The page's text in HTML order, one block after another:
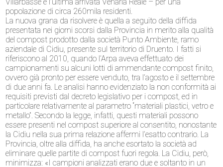
Villarbasse e l’ultima arrivata Venaria Reale – per una
popolazione di circa 260mila residenti.
La nuova grana da risolvere è quella a seguito della diffida
presentata nei giorni scorsi dalla Provincia in merito alla qualità
del compost prodotto dalla società Punto Ambiente, ramo
aziendale di Cidiu, presente sul territorio di Druento. I fatti si
riferiscono al 2010, quando l’Arpa aveva effettuato dei
campionamenti su alcuni lotti di ammendante compost finito,
ovvero già pronto per essere venduto, tra l’agosto e il settembre
di due anni fa. Le analisi hanno evidenziato la non conformità ai
requisiti previsti dal decreto legislativo per i compost, ed in
particolare relativamente al parametro “materiali plastici, vetro e
metallo”. Secondo la legge, infatti, questi materiali possono
essere presenti nel compost superiore al consentito, nonostante
la Cidiu nella sua prima relazione affermi l’esatto contrario. La
Provincia, oltre alla diffida, ha anche esortato la società ad
eliminare quelle partite di compost fuori regola. La Cidiu, però,
minimizza: «I campioni analizzati erano due e soltanto in un